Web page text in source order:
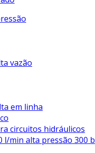
vazão
em linha
circuitos hidráulicos
l/min alta pressão 300